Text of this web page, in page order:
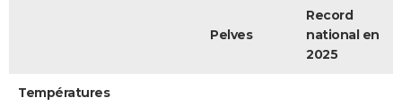
Pelves
Record
national en
2025
Températures